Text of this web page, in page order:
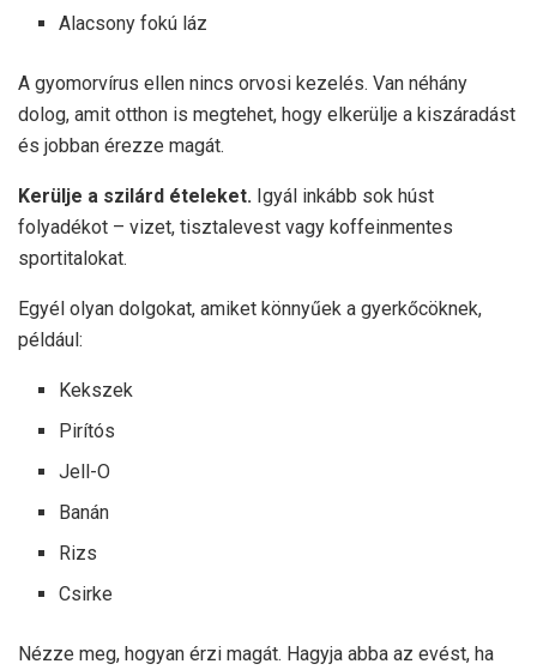
Alacsony fokú láz
A gyomorvírus ellen nincs orvosi kezelés. Van néhány
dolog, amit otthon is megtehet, hogy elkerülje a kiszáradást
és jobban érezze magát.
Kerülje a szilárd ételeket. Igyál inkább sok húst
folyadékot – vizet, tisztalevest vagy koffeinmentes
sportitalokat.
Egyél olyan dolgokat, amiket könnyűek a gyerkőcöknek,
például:
Kekszek
Pirítós
Jell-O
Banán
Rizs
Csirke
Nézze meg, hogyan érzi magát. Hagyja abba az evést, ha